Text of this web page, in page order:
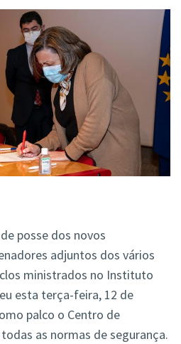
posse dos novos
adjuntos dos vários
ministrados no Instituto
esta terça-feira, 12 de
palco o Centro de
as normas de segurança.